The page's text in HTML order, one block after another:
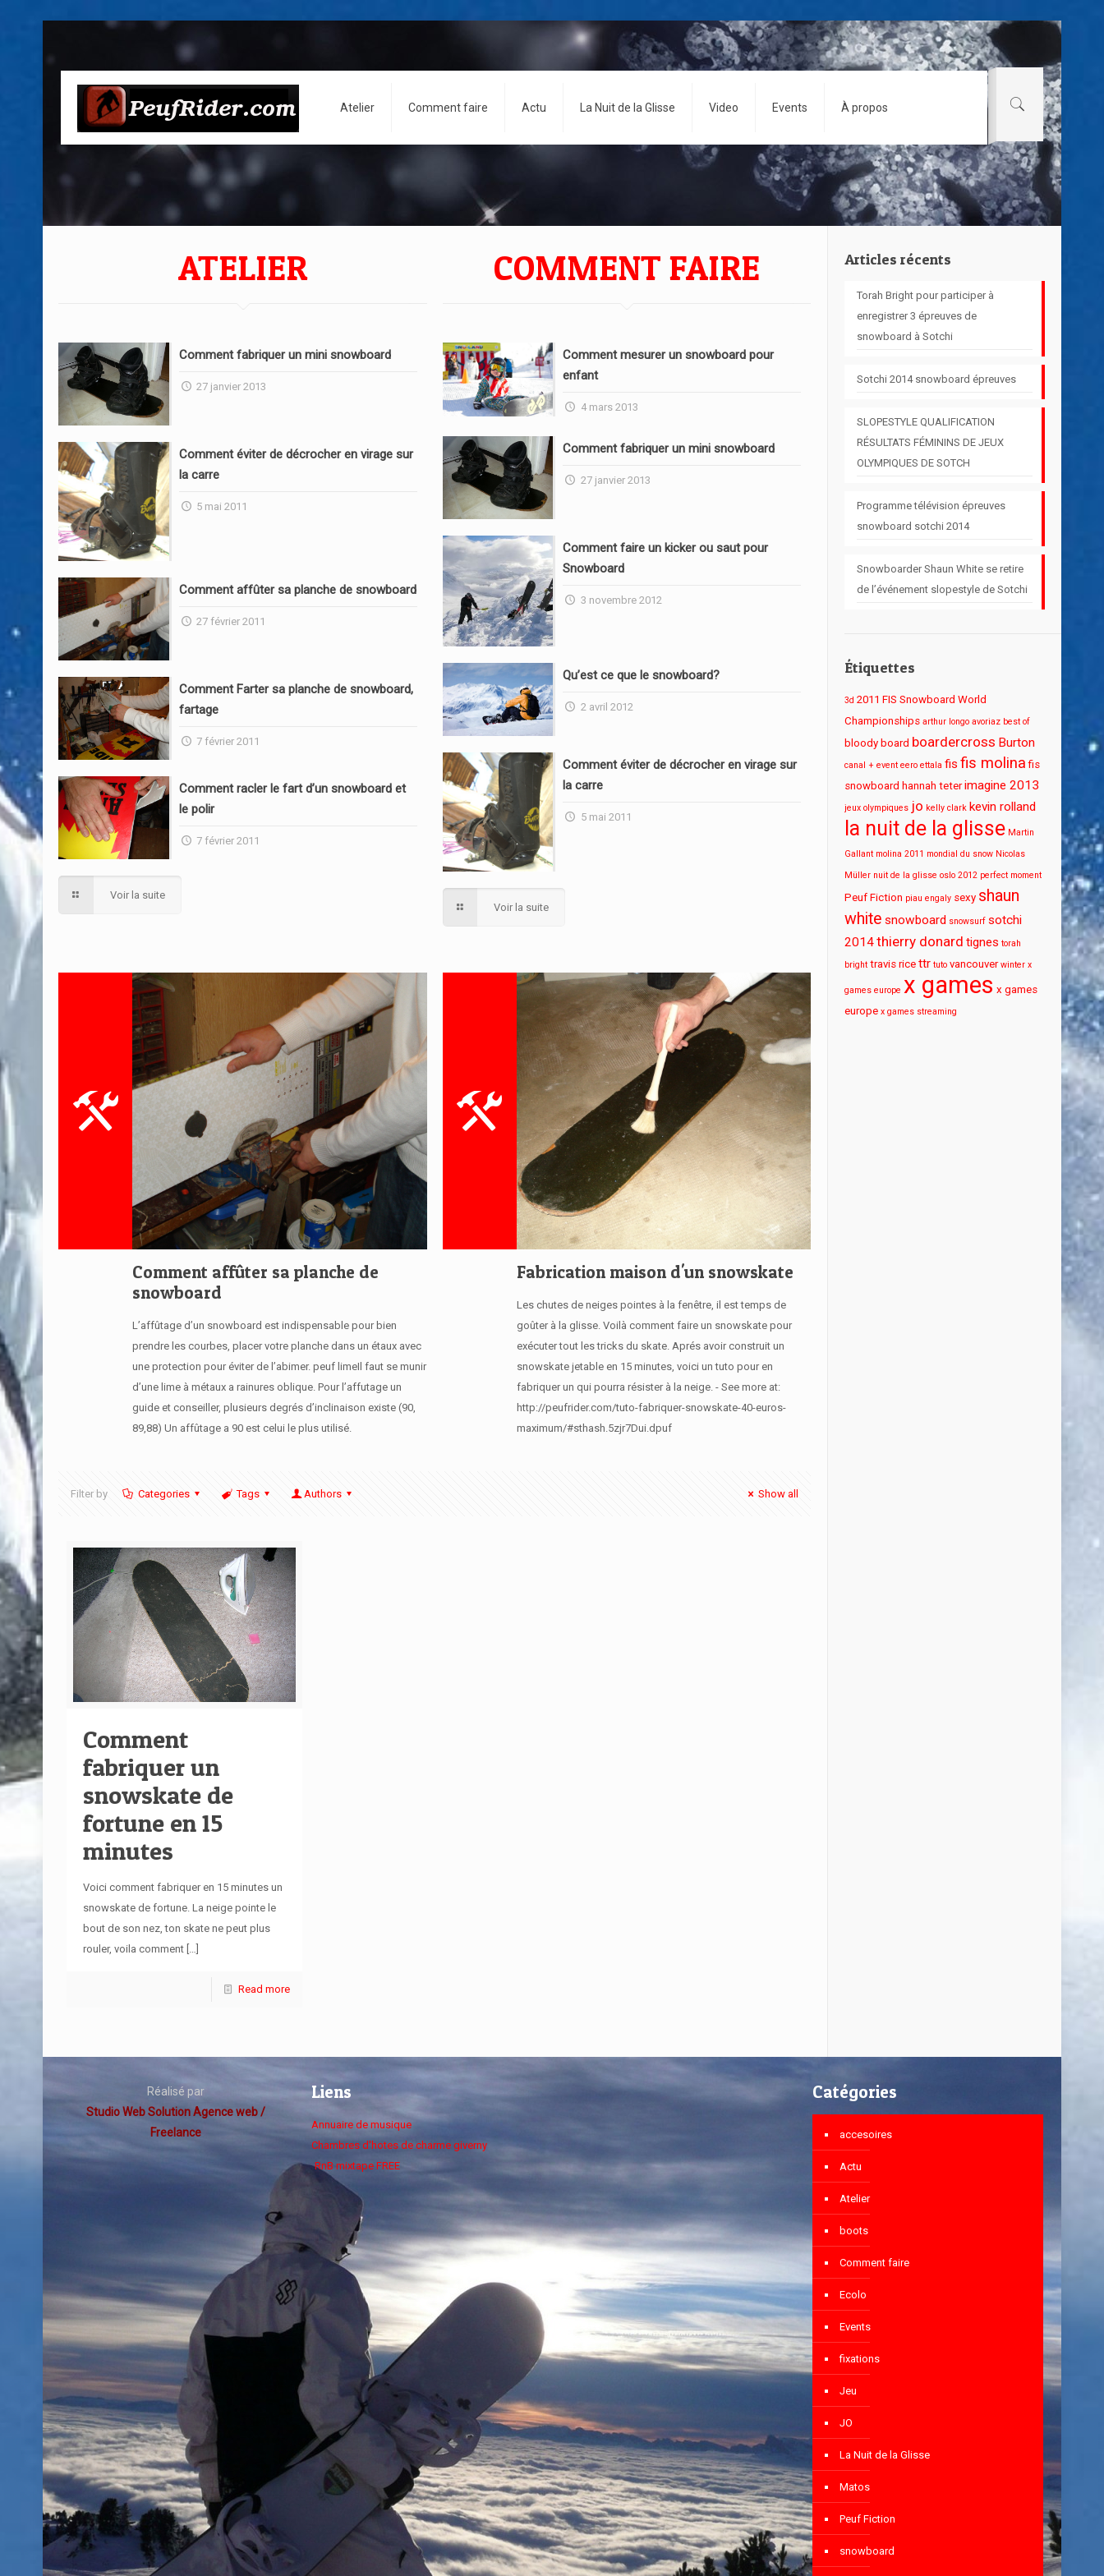
Atelier Comment faire Actu La Nuit de la Glisse Video Events À propos
ATELIER COMMENT FAIRE
Comment fabriquer un mini snowboard
27 janvier 2013
Comment éviter de décrocher en virage sur
la carre
5 mai 2011
Comment affûter sa planche de snowboard
27 février 2011
Comment Farter sa planche de snowboard,
fartage
7 février 2011
Comment racler le fart d’un snowboard et
le polir
7 février 2011
Voir la suite
Comment mesurer un snowboard pour
enfant
4 mars 2013
Comment fabriquer un mini snowboard
27 janvier 2013
Comment faire un kicker ou saut pour
Snowboard
3 novembre 2012
Qu’est ce que le snowboard?
2 avril 2012
Comment éviter de décrocher en virage sur
la carre
5 mai 2011
Voir la suite
Comment affûter sa planche de
snowboard
L’affûtage d’un snowboard est indispensable pour bien
prendre les courbes, placer votre planche dans un étaux avec
une protection pour éviter de l’abimer. peuf limeIl faut se munir
d’une lime à métaux a rainures oblique. Pour l’affutage un
guide et conseiller, plusieurs degrés d’inclinaison existe (90,
89,88) Un affûtage a 90 est celui le plus utilisé.
Fabrication maison d'un snowskate
Les chutes de neiges pointes à la fenêtre, il est temps de
goûter à la glisse. Voilà comment faire un snowskate pour
exécuter tout les tricks du skate. Aprés avoir construit un
snowskate jetable en 15 minutes, voici un tuto pour en
fabriquer un qui pourra résister à la neige. - See more at:
http://peufrider.com/tuto-fabriquer-snowskate-40-euros-
maximum/#sthash.5zjr7Dui.dpuf
Filter by Categories Tags Authors Show all
Comment
fabriquer un
snowskate de
fortune en 15
minutes
Voici comment fabriquer en 15 minutes un
snowskate de fortune. La neige pointe le
bout de son nez, ton skate ne peut plus
rouler, voila comment[…]
Read more
Articles récents
Torah Bright pour participer à
enregistrer 3 épreuves de
snowboard à Sotchi
Sotchi 2014 snowboard épreuves
SLOPESTYLE QUALIFICATION
RÉSULTATS FÉMININS DE JEUX
OLYMPIQUES DE SOTCH
Programme télévision épreuves
snowboard sotchi 2014
Snowboarder Shaun White se retire
de l’événement slopestyle de Sotchi
Étiquettes
3d 2011 FIS Snowboard World
Championships arthur longo avoriaz best of
bloody board boardercross Burton
canal + event eero ettala fis fis molina fis
snowboard hannah teter imagine 2013
jeux olympiques jo kelly clark kevin rolland
la nuit de la glisse Martin
Gallant molina 2011 mondial du snow Nicolas
Müller nuit de la glisse oslo 2012 perfect moment
Peuf Fiction piau engaly sexy shaun
white snowboard snowsurf sotchi
2014thierry donard tignes torah
bright travis rice ttr tuto vancouver winter x
games europe x games x games
europe x games streaming
Réalisé par
Studio Web Solution Agence web /
Freelance
Liens
Annuaire de musique
Chambres d'hotes de charme giverny
RnB mixtape FREE
Catégories
accesoires
Actu
Atelier
boots
Comment faire
Ecolo
Events
fixations
Jeu
JO
La Nuit de la Glisse
Matos
Peuf Fiction
snowboard